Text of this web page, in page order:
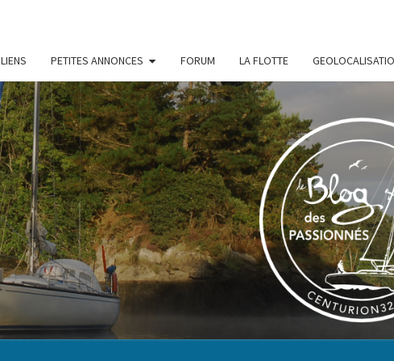
LIENS PETITES ANNONCES FORUM LA FLOTTE
CENTURION
32
Le Blog
Des
Passionnés